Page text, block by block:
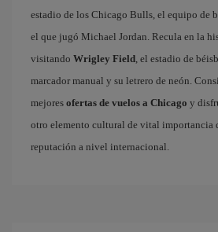
estadio de los Chicago Bulls, el equipo de
el que jugó Michael Jordan. Recula en la
visitando Wrigley Field, el estadio de
marcador manual y su letrero de neón.
mejores ofertas de vuelos a Chicago y
otro elemento cultural de vital importancia
reputación a nivel internacional.